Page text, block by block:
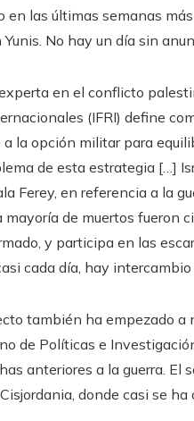
en las últimas semanas
Yunis. No hay un día sin
en el conflicto
(IFRI) define
a la opción militar para
de esta estrategia […]
Ferey, en referencia a la
de muertos fueron
y participa en las
cada día, hay intercambio
también ha empezado
de Políticas e
anteriores a la guerra. El
donde casi se ha